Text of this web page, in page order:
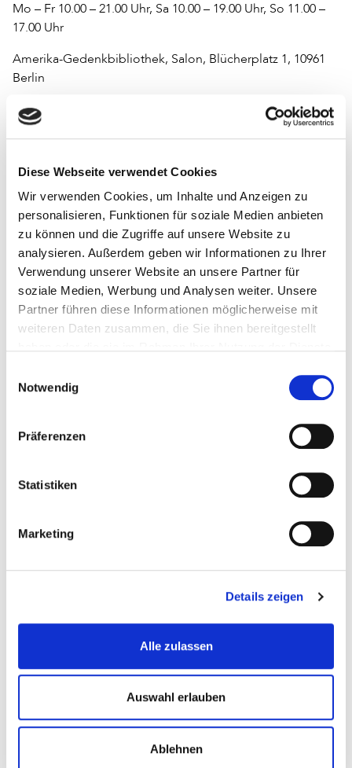
Diese Webseite verwendet Cookies
Wir verwenden Cookies, um Inhalte und Anzeigen zu
personalisieren, Funktionen für soziale Medien anbieten
zu können und die Zugriffe auf unsere Website zu
analysieren. Außerdem geben wir Informationen zu Ihrer
Verwendung unserer Website an unsere Partner für
soziale Medien, Werbung und Analysen weiter. Unsere
Partner führen diese Informationen möglicherweise mit
weiteren Daten zusammen, die Sie ihnen bereitgestellt
Notwendig
Präferenzen
Statistiken
Marketing
Details zeigen
Alle zulassen
Auswahl erlauben
Ablehnen
Mo – Fr 10.00 – 21.00 Uhr, Sa 10.00 – 19.00 Uhr, So 11.00 –
17.00 Uhr
Amerika-Gedenkbibliothek, Salon, Blücherplatz 1, 10961
Berlin
Eintritt frei
Digitale Bildung offen gestalten mit Open Educational
Do 14.6. | 18.00 – 19.00 Uhr | Salon
Jan Neumann, Herausgeber des OER Atlas 2017, erklärt
die Grundlagen von OER und liefert internationale Good-
Practice-Beispiele zur Nutzung.
www.zlb.de/themenraum
red / 1.6.2018
Büchern
Teilen Sie diesen Artikel mit Kolleginnen und Kollegen:
Kommentare (0)